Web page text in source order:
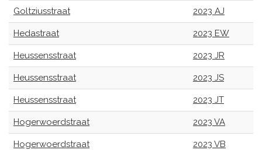
Goltziusstraat 2023 AJ
Hedastraat 2023 EW
Heussensstraat 2023 JR
Heussensstraat 2023 JS
Heussensstraat 2023 JT
Hogerwoerdstraat 2023 VA
Hogerwoerdstraat 2023 VB